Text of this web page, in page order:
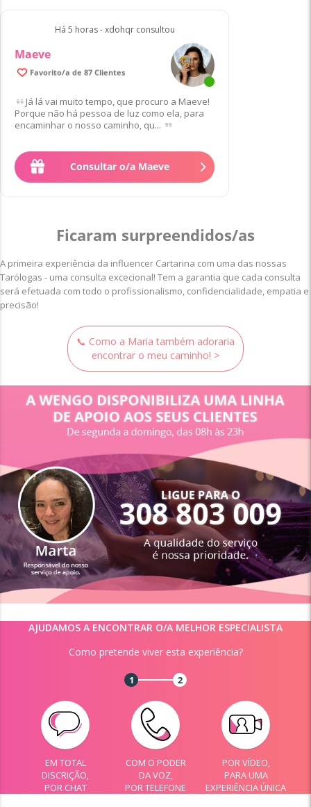
Há 5 horas - xdohqr consultou
Maeve
99.6% de Clientes satisfeitos/as
Favorito/a de 87 Clientes
Já lá vai muito tempo, que procuro a Maeve!
Porque não há pessoa de luz como ela, para
encaminhar o nosso caminho, qu...
Consultar o/a Maeve
Ficaram surpreendidos/as
A primeira experiência da influencer Cartarina com uma das nossas
Tarólogas - uma consulta excecional! Tem a garantia que cada consulta
será efetuada com todo o profissionalismo, confidencialidade, empatia e
precisão!
📞 Como a Maria também adoraria
encontrar o meu caminho! >
AJUDAMOS A ENCONTRAR O/A MELHOR ESPECIALISTA
Como pretende viver esta experiência?
1 2
EM TOTAL
DISCRIÇÃO,
POR CHAT
COM O PODER
DA VOZ,
POR TELEFONE
POR VÍDEO,
PARA UMA
EXPERIÊNCIA ÚNICA